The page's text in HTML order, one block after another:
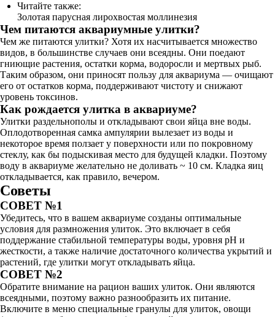
Читайте также:
Золотая парусная лирохвостая моллинезия
Чем питаются аквариумные улитки?
Чем же питаются улитки? Хотя их насчитывается множество
видов, в большинстве случаев они всеядны. Они поедают
гниющие растения, остатки корма, водоросли и мертвых рыб.
Таким образом, они приносят пользу для аквариума — очищают
его от остатков корма, поддерживают чистоту и снижают
уровень токсинов.
Как рождается улитка в аквариуме?
Улитки раздельнополы и откладывают свои яйца вне воды.
Оплодотворенная самка ампулярии вылезает из воды и
некоторое время ползает у поверхности или по покровному
стеклу, как бы подыскивая место для будущей кладки. Поэтому
воду в аквариуме желательно не доливать ~ 10 см. Кладка яиц
откладывается, как правило, вечером.
Советы
СОВЕТ №1
Убедитесь, что в вашем аквариуме созданы оптимальные
условия для размножения улиток. Это включает в себя
поддержание стабильной температуры воды, уровня pH и
жесткости, а также наличие достаточного количества укрытий и
растений, где улитки могут откладывать яйца.
СОВЕТ №2
Обратите внимание на рацион ваших улиток. Они являются
всеядными, поэтому важно разнообразить их питание.
Включите в меню специальные гранулы для улиток, овощи